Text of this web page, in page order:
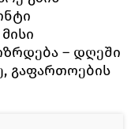
– დღეში
გაფართოების